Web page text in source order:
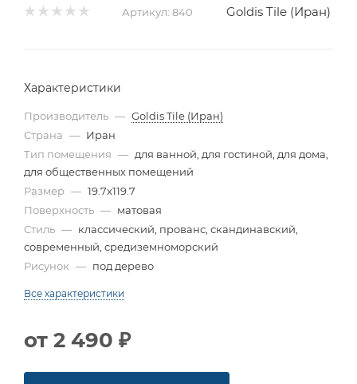
Артикул: 840 Goldis Tile (Иран)
Характеристики
Производитель — Goldis Tile (Иран)
Страна — Иран
Тип помещения — для ванной, для гостиной, для дома,
для общественных помещений
Размер — 19.7x119.7
Поверхность — матовая
Стиль — классический, прованс, скандинавский,
современный, средиземноморский
Рисунок — под дерево
Все характеристики
от 2 490 ₽